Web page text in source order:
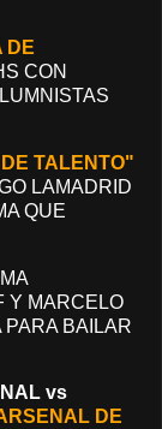
DE
CON
TALENTO"
LAMADRID
QUE
Y MARCELO
PARA BAILAR
vs
DE